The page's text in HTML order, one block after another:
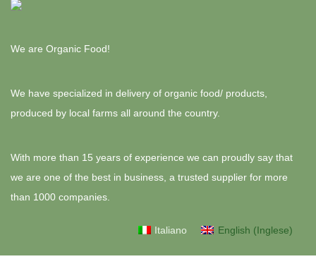
We are Organic Food!
We have specialized in delivery of organic food/ products,
produced by local farms all around the country.
With more than 15 years of experience we can proudly say that
we are one of the best in business, a trusted supplier for more
than 1000 companies.
Italiano English (Inglese)